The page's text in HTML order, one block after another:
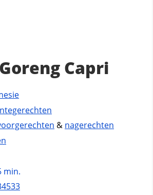
Capri
& nagerechten
min.